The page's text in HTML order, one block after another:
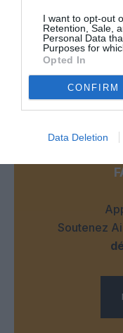
I want to opt-out
Retention, Sale,
Personal Data
Purposes for
Opted In
CONFIRM
Data Deletion
Eh oui, ça coûte
Soutenez